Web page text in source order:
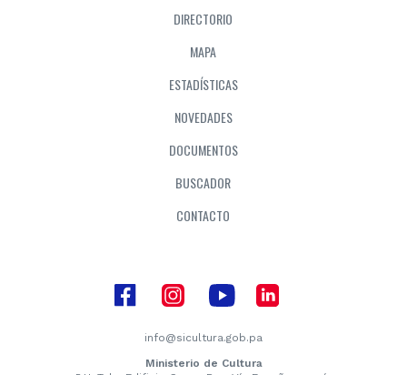
DIRECTORIO
MAPA
ESTADÍSTICAS
NOVEDADES
DOCUMENTOS
BUSCADOR
CONTACTO
info@sicultura.gob.pa
Ministerio de Cultura